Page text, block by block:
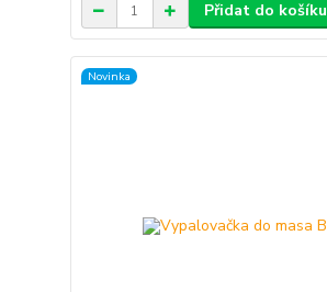
Přidat do košíku
Novinka